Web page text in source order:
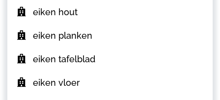
eiken hout
eiken planken
eiken tafelblad
eiken vloer